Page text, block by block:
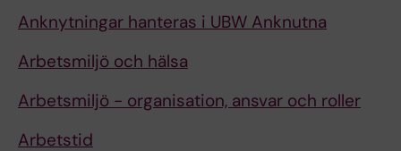
Anknytningar hanteras i UBW Anknutna
Arbetsmiljö och hälsa
Arbetsmiljö - organisation, ansvar och roller
Arbetstid